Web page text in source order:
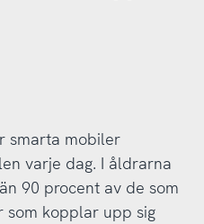
smarta mobiler
varje dag. I åldrarna
90 procent av de som
som kopplar upp sig